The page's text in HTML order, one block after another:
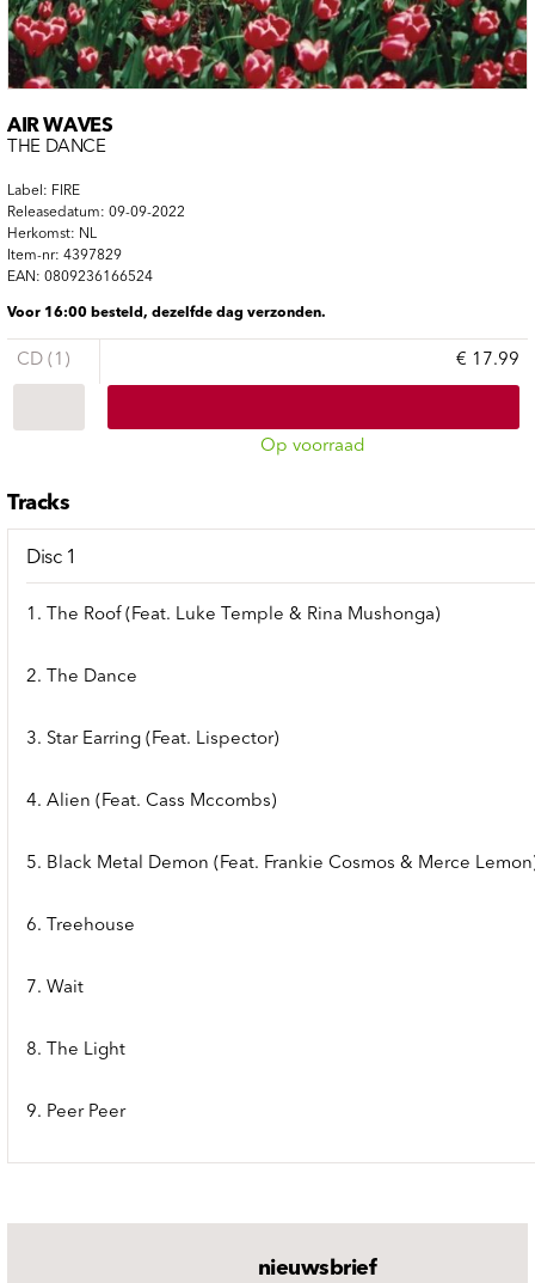
AIR WAVES
THE DANCE
Label: FIRE
Releasedatum: 09-09-2022
Herkomst: NL
Item-nr: 4397829
EAN: 0809236166524
Voor 16:00 besteld, dezelfde dag verzonden.
CD (1) € 17.99
Op voorraad
Tracks
Disc 1
1. The Roof (Feat. Luke Temple & Rina Mushonga)
2. The Dance
3. Star Earring (Feat. Lispector)
4. Alien (Feat. Cass Mccombs)
5. Black Metal Demon (Feat. Frankie Cosmos & Merce
6. Treehouse
7. Wait
8. The Light
9. Peer Peer
nieuwsbrief